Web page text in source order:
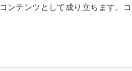
ンテンツとして成り立ちます。コ